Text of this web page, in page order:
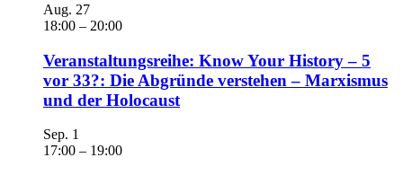
Aug. 27
18:00 – 20:00
Veranstaltungsreihe: Know Your History – 5
vor 33?: Die Abgründe verstehen – Marxismus
und der Holocaust
Sep. 1
17:00 – 19:00